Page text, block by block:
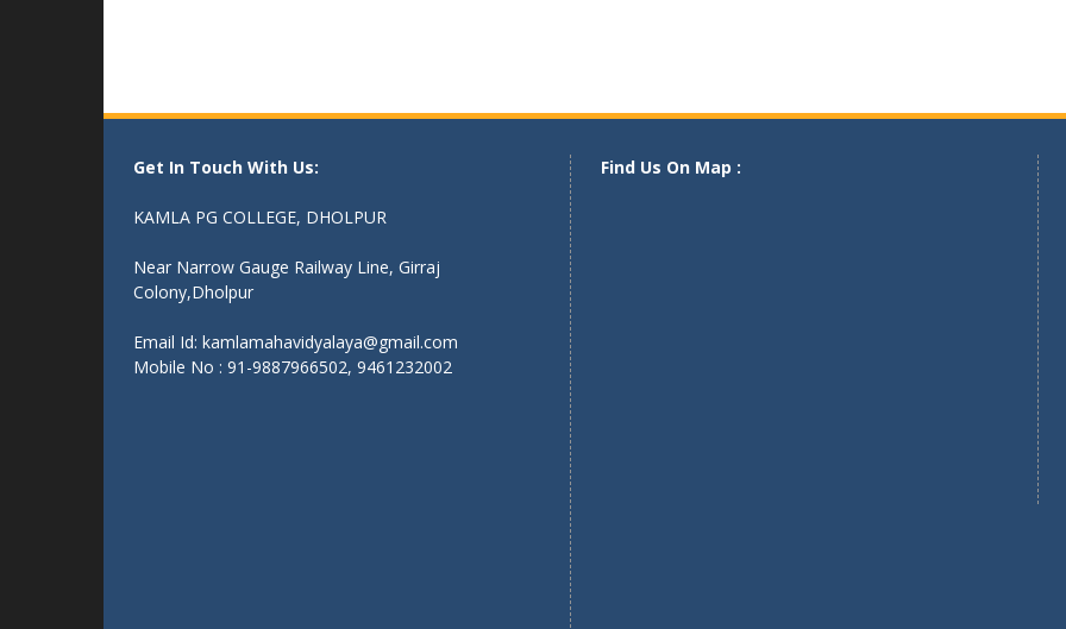
Get In Touch With Us:
KAMLA PG COLLEGE, DHOLPUR
Near Narrow Gauge Railway Line, Girraj
Colony,Dholpur
Email Id: kamlamahavidyalaya@gmail.com
Mobile No : 91-9887966502, 9461232002
Find Us On Map :